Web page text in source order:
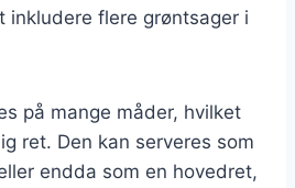
inkludere flere grøntsager i
på mange måder, hvilket
ret. Den kan serveres som
endda som en hovedret,